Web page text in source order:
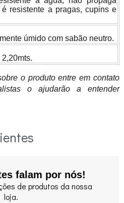
resistente a pragas, cupins e
úmido com sabão neutro.
2,20mts.
o produto entre em contato
o ajudarão a entender
falam por nós!
de produtos da nossa
loja.